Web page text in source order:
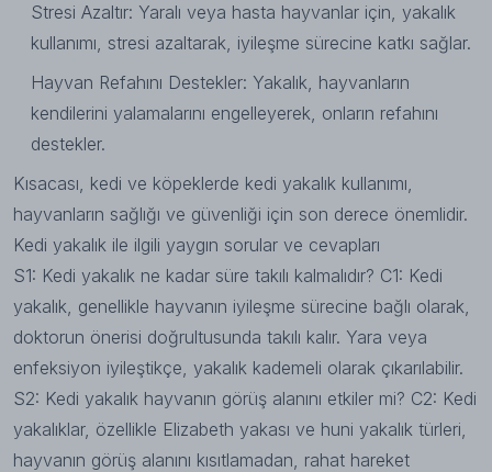
Stresi Azaltır: Yaralı veya hasta hayvanlar için, yakalık
kullanımı, stresi azaltarak, iyileşme sürecine katkı sağlar.
Hayvan Refahını Destekler: Yakalık, hayvanların
kendilerini yalamalarını engelleyerek, onların refahını
destekler.
Kısacası, kedi ve köpeklerde kedi yakalık kullanımı,
hayvanların sağlığı ve güvenliği için son derece önemlidir.
Kedi yakalık ile ilgili yaygın sorular ve cevapları
S1: Kedi yakalık ne kadar süre takılı kalmalıdır? C1: Kedi
yakalık, genellikle hayvanın iyileşme sürecine bağlı olarak,
doktorun önerisi doğrultusunda takılı kalır. Yara veya
enfeksiyon iyileştikçe, yakalık kademeli olarak çıkarılabilir.
S2: Kedi yakalık hayvanın görüş alanını etkiler mi? C2: Kedi
yakalıklar, özellikle Elizabeth yakası ve huni yakalık türleri,
hayvanın görüş alanını kısıtlamadan, rahat hareket